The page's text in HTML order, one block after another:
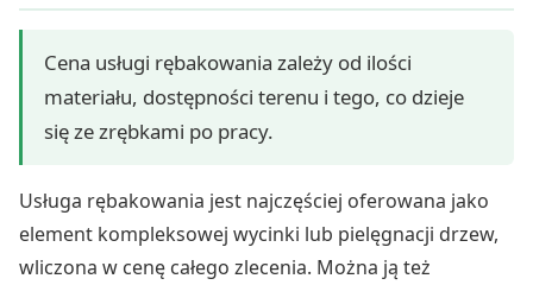
Cena usługi rębakowania zależy od ilości
materiału, dostępności terenu i tego, co dzieje
się ze zrębkami po pracy.
Usługa rębakowania jest najczęściej oferowana jako
element kompleksowej wycinki lub pielęgnacji drzew,
wliczona w cenę całego zlecenia. Można ją też